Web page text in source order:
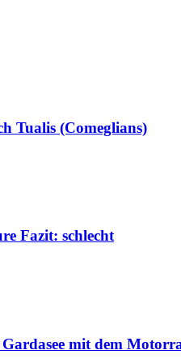
Tualis (Comeglians)
Fazit: schlecht
mit dem